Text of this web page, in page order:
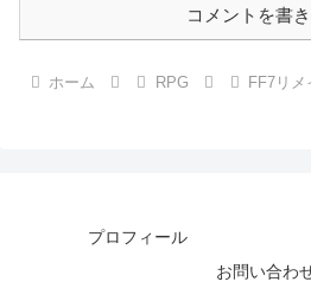
コメントを書
ホーム RPG FF7リメ
プロフィール
お問い合わ